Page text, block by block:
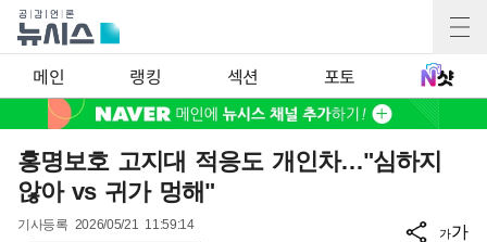
메인 랭킹 섹션 포토
홍명보호 고지대 적응도 개인차…"심하지
않아 vs 귀가 멍해"
기사등록 2026/05/21 11:59:14
가가